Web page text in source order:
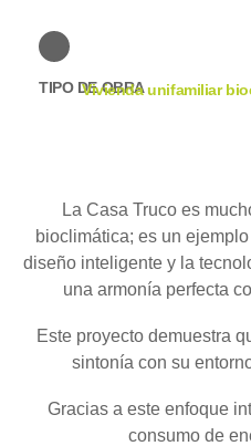
TIPO DE OBRA
Vivienda unifamiliar
La Casa Truco es
bioclimática; es un
diseño inteligente y la
una armonía perfecta
Este proyecto demuestra
sintonía con su
Gracias a este enfoque
consumo de